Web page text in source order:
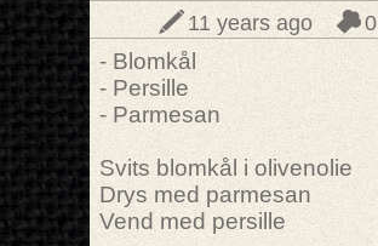
0
11 years ago
- Blomkål
- Persille
- Parmesan
Svits blomkål i olivenolie
Drys med parmesan
Vend med persille